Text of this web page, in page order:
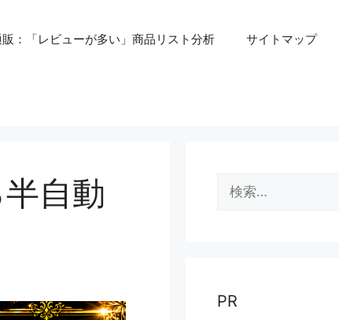
：「レビューが多い」商品リスト分析 サイトマップ
自動
索:
PR